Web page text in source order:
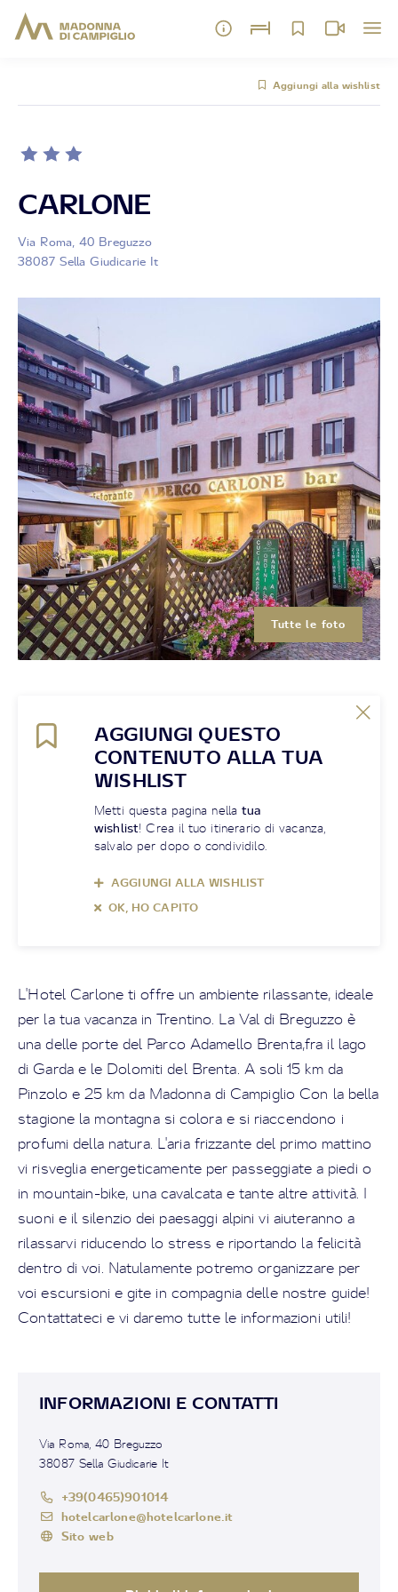
Aggiungi alla wishlist
CARLONE
Via Roma, 40 Breguzzo
38087 Sella Giudicarie It
Tutte le foto
AGGIUNGI QUESTO
CONTENUTO ALLA TUA
WISHLIST
Metti questa pagina nellatua
wishlist! Crea il tuo itinerario di vacanza,
salvalo per dopo o condividilo.
AGGIUNGI ALLA WISHLIST
OK, HO CAPITO
L'Hotel Carlone ti offre un ambiente rilassante, ideale
per la tua vacanza in Trentino. La Val di Breguzzo è
una delle porte del Parco Adamello Brenta,fra il lago
di Garda e le Dolomiti del Brenta. A soli 15 km da
Pinzolo e 25 km da Madonna di Campiglio Con la bella
stagione la montagna si colora e si riaccendono i
profumi della natura. L'aria frizzante del primo mattino
vi risveglia energeticamente per passeggiate a piedi o
in mountain-bike, una cavalcata e tante altre attività. I
suoni e il silenzio dei paesaggi alpini vi aiuteranno a
rilassarvi riducendo lo stress e riportando la felicità
dentro di voi. Natulamente potremo organizzare per
voi escursioni e gite in compagnia delle nostre guide!
Contattateci e vi daremo tutte le informazioni utili!
INFORMAZIONI E CONTATTI
Via Roma, 40 Breguzzo
38087 Sella Giudicarie It
+39(0465)901014
hotelcarlone@hotelcarlone.it
Sito web